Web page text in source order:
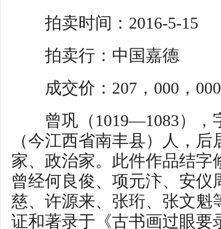
拍卖时间：2016-5-15
拍卖行：中国嘉德
成交价：207，000，
曾巩（1019—1083），
（今江西省南丰县）人，
家、政治家。此件作品结
曾经何良俊、项元汴、安
慈、许源来、张珩、张文魁
证和著录于《古书画过眼要